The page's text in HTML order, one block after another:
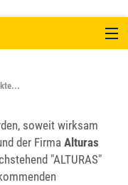
soweit wirksam
der Firma Alturas
"ALTURAS"